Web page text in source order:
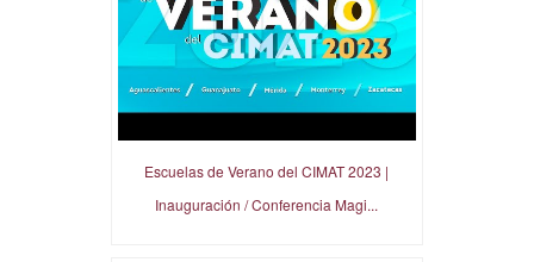
Escuelas de Verano del CIMAT 2023 |
Inauguración / Conferencia Magi...